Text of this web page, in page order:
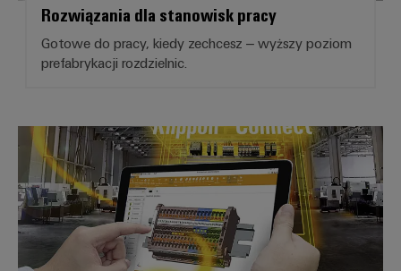
Rozwiązania dla stanowisk pracy
Gotowe do pracy, kiedy zechcesz – wyższy poziom
prefabrykacji rozdzielnic.
Usługa szybkiej dostawy